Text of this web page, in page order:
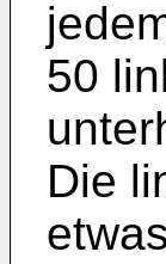
50
Die